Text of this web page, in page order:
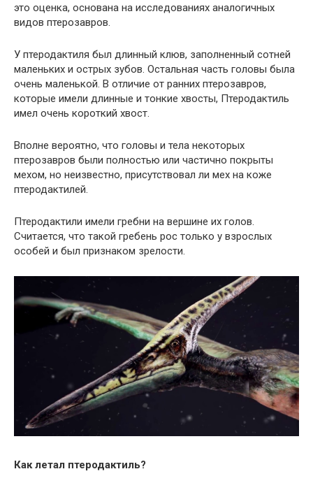
это оценка, основана на исследованиях аналогичных
видов птерозавров.
У птеродактиля был длинный клюв, заполненный сотней
маленьких и острых зубов. Остальная часть головы была
очень маленькой. В отличие от ранних птерозавров,
которые имели длинные и тонкие хвосты, Птеродактиль
имел очень короткий хвост.
Вполне вероятно, что головы и тела некоторых
птерозавров были полностью или частично покрыты
мехом, но неизвестно, присутствовал ли мех на коже
птеродактилей.
Птеродактили имели гребни на вершине их голов.
Считается, что такой гребень рос только у взрослых
особей и был признаком зрелости.
Как летал птеродактиль?